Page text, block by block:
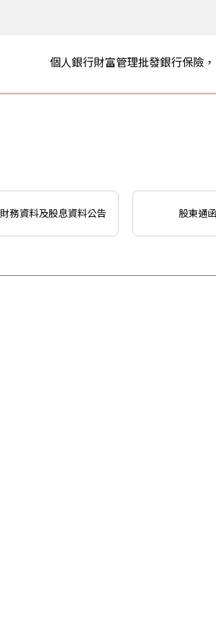
個人銀行財富管理批發銀行保險
財務資料及股息資料公告 股東通函